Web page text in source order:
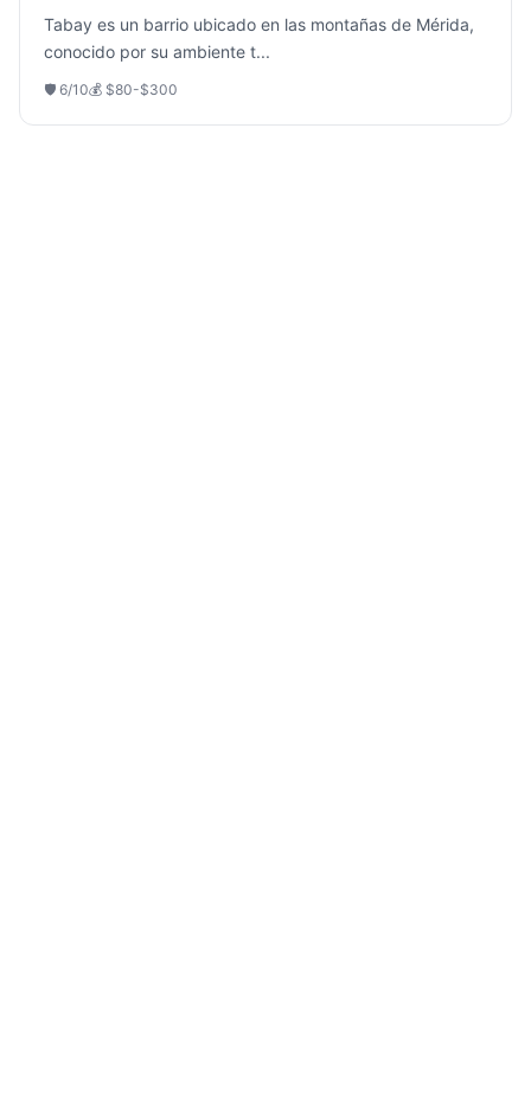
Tabay es un barrio ubicado en las montañas de Mérida,
conocido por su ambiente t...
🛡️ 6/10💰 $80-$300